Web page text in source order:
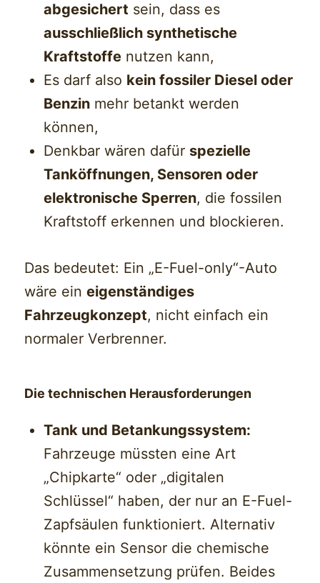
abgesichert sein, dass es
ausschließlich synthetische
Kraftstoffe nutzen kann,
Es darf also kein fossiler Diesel oder
Benzin mehr betankt werden
können,
Denkbar wären dafür spezielle
Tanköffnungen, Sensoren oder
elektronische Sperren, die fossilen
Kraftstoff erkennen und blockieren.
Das bedeutet: Ein „E-Fuel-only“-Auto
wäre eineigenständiges
Fahrzeugkonzept, nicht einfach ein
normaler Verbrenner.
Die technischen Herausforderungen
Tank und Betankungssystem:
Fahrzeuge müssten eine Art
„Chipkarte“ oder „digitalen
Schlüssel“ haben, der nur an E-Fuel-
Zapfsäulen funktioniert. Alternativ
könnte ein Sensor die chemische
Zusammensetzung prüfen. Beides